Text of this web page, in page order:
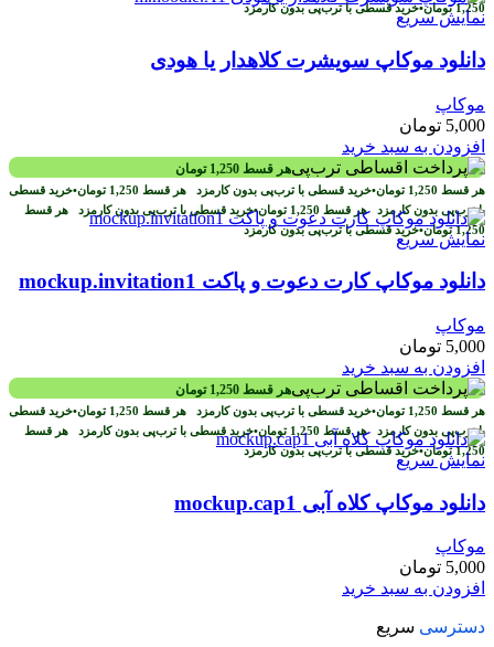
1,250 تومان•خرید قسطی با ترب‌پی بدون کارمزدنمایش سریع
دانلود موکاپ سویشرت کلاهدار یا هودی
موکاپ
5,000 تومان
افزودن به سبد خرید
هر قسط 1,250 تومان
هر قسط 1,250 تومان•خرید قسطی با ترب‌پی بدون کارمزد هر قسط 1,250 تومان•خرید قسطی
با ترب‌پی بدون کارمزدهر قسط 1,250 تومان•خرید قسطی با ترب‌پی بدون کارمزد هر قسط
1,250 تومان•خرید قسطی با ترب‌پی بدون کارمزدنمایش سریع
دانلود موکاپ کارت دعوت و پاکت mockup.invitation1
موکاپ
5,000 تومان
افزودن به سبد خرید
هر قسط 1,250 تومان
هر قسط 1,250 تومان•خرید قسطی با ترب‌پی بدون کارمزد هر قسط 1,250 تومان•خرید قسطی
با ترب‌پی بدون کارمزدهر قسط 1,250 تومان•خرید قسطی با ترب‌پی بدون کارمزد هر قسط
1,250 تومان•خرید قسطی با ترب‌پی بدون کارمزدنمایش سریع
دانلود موکاپ کلاه آبی mockup.cap1
موکاپ
5,000 تومان
افزودن به سبد خرید
دسترسی سریع